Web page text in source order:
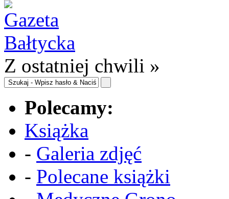
Z ostatniej chwili »
Polecamy:
Książka
- Galeria zdjęć
- Polecane książki